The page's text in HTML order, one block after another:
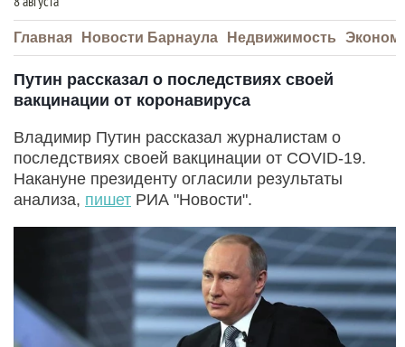
Главная Новости Барнаула Недвижимость
Путин рассказал о последствиях своей
вакцинации от коронавируса
Владимир Путин рассказал журналистам о
последствиях своей вакцинации от COVID-19.
Накануне президенту огласили результаты
анализа, пишет РИА "Новости".